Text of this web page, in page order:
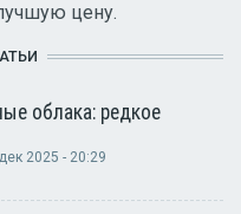
цену.
облака: редкое
2025 - 20:29